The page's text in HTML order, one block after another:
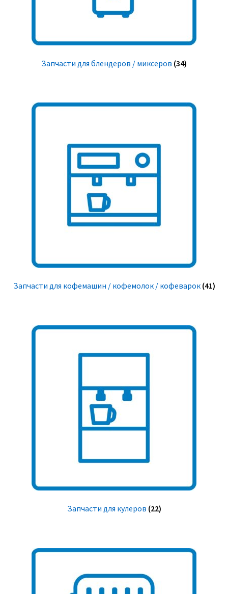
Запчасти для блендеров / миксеров (34)
Запчасти для кофемашин / кофемолок / кофеварок (41)
Запчасти для кулеров (22)